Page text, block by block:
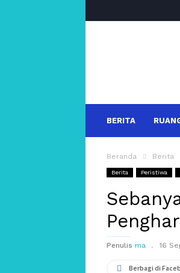
BERITA
Beranda Berita
Berita Peristiwa
Penulis ma 16
Berbagi di